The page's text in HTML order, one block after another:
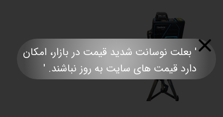
' بعلت نوسانت شدید قیمت در بازار، امکان
دارد قیمت های سایت به روز نباشند. '​​​​​​​​​​​​​​